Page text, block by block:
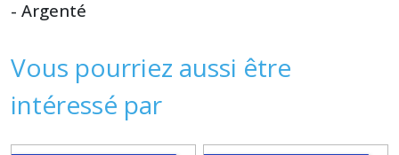
- Argenté
Vous pourriez aussi être
intéressé par